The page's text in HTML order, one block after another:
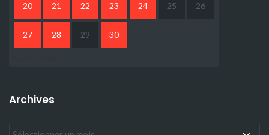
20 21 22 23 24 25 26
27 28 29 30
Archives